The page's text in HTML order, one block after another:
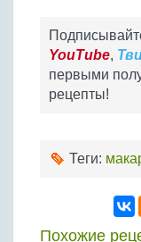
YouTube,
первыми
рецепты!
Теги:
Похожие